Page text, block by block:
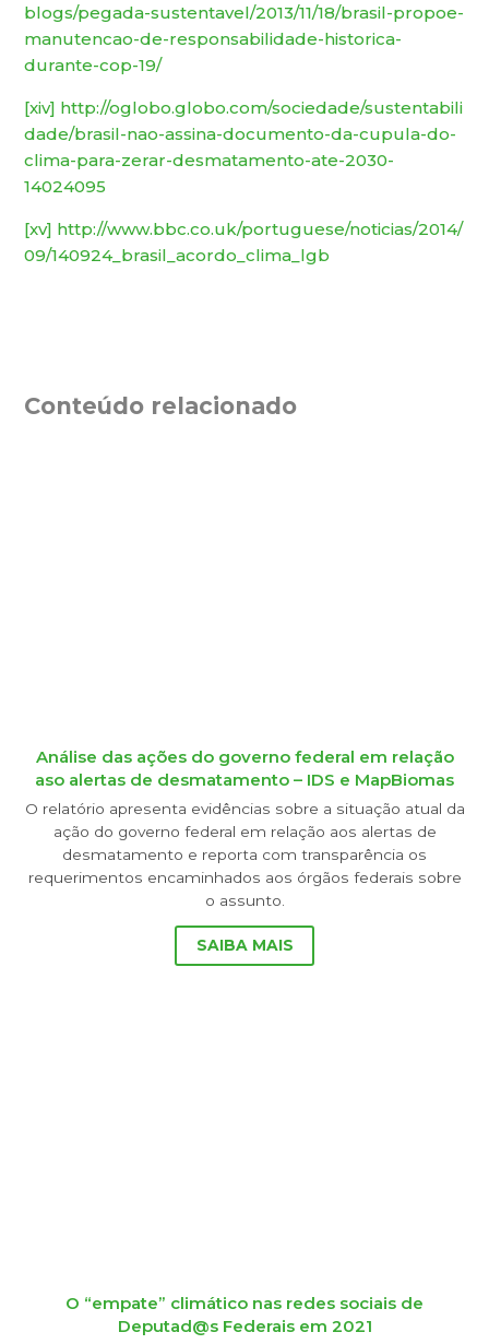
blogs/pegada-sustentavel/2013/11/18/brasil-propoe-
manutencao-de-responsabilidade-historica-
durante-cop-19/
[xiv] http://oglobo.globo.com/sociedade/sustentabili
dade/brasil-nao-assina-documento-da-cupula-do-
clima-para-zerar-desmatamento-ate-2030-
14024095
[xv] http://www.bbc.co.uk/portuguese/noticias/2014/
09/140924_brasil_acordo_clima_lgb
Conteúdo relacionado
Análise das ações do governo federal em relação
aso alertas de desmatamento – IDS e MapBiomas
O relatório apresenta evidências sobre a situação atual da
ação do governo federal em relação aos alertas de
desmatamento e reporta com transparência os
requerimentos encaminhados aos órgãos federais sobre
o assunto.
SAIBA MAIS
O “empate” climático nas redes sociais de
Deputad@s Federais em 2021